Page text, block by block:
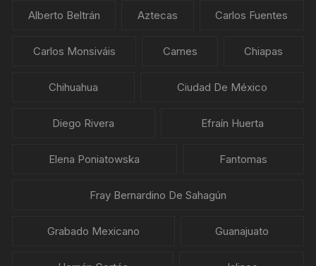
Alberto Beltrán Aztecas Carlos Fuentes
Carlos Monsiváis Carnes Chiapas
Chihuahua Ciudad De México
Diego Rivera Efraín Huerta
Elena Poniatowska Fantomas
Fray Bernardino De Sahagún
Grabado Mexicano Guanajuato